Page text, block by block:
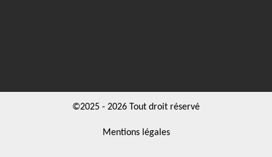
©2025 - 2026 Tout droit réservé
Mentions légales